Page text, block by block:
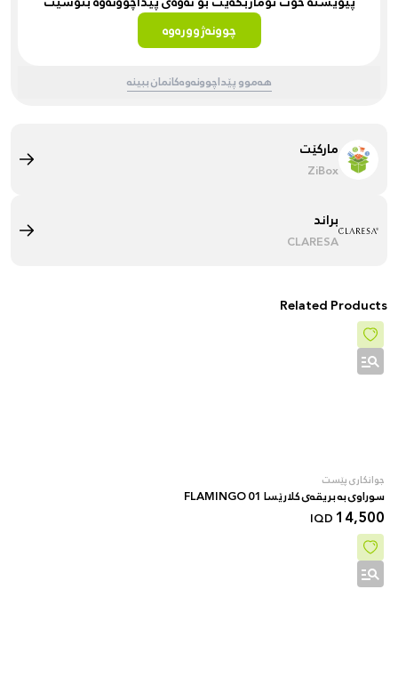
چوونەژوورەوە
هەموو پێداچوونەوەکانمان ببینە
مارکێت
ZiBox
براند
CLARESA
Related Products
جوانکاری پێست
سوراوی بە بریقەی کلارێسا 01 FLAMINGO
14,500
IQD